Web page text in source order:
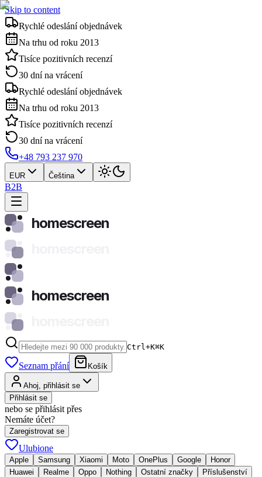
Skip to content
Rychlé odeslání objednávek
Na trhu od roku 2013
Tisíce pozitivních recenzí
30 dní na vrácení
Rychlé odeslání objednávek
Na trhu od roku 2013
Tisíce pozitivních recenzí
30 dní na vrácení
+48 793 237 970
EUR Čeština
B2B
homescreen
homescreen
Ctrl+K⌘K
Seznam přání Košík
Ahoj, přihlásit se
Přihlásit se
nebo se přihlásit přes
Nemáte účet?
Zaregistrovat se
Ulubione
Apple Samsung Xiaomi Moto OnePlus Google
Honor
Huawei
Realme Oppo Nothing Ostatní značky
Příslušenství